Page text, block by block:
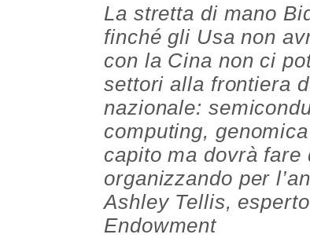
La stretta di mano
finché gli Usa non
con la Cina non ci
settori alla frontiera
nazionale:
computing,
capito ma dovrà
organizzando per
Ashley Tellis,
Endowment